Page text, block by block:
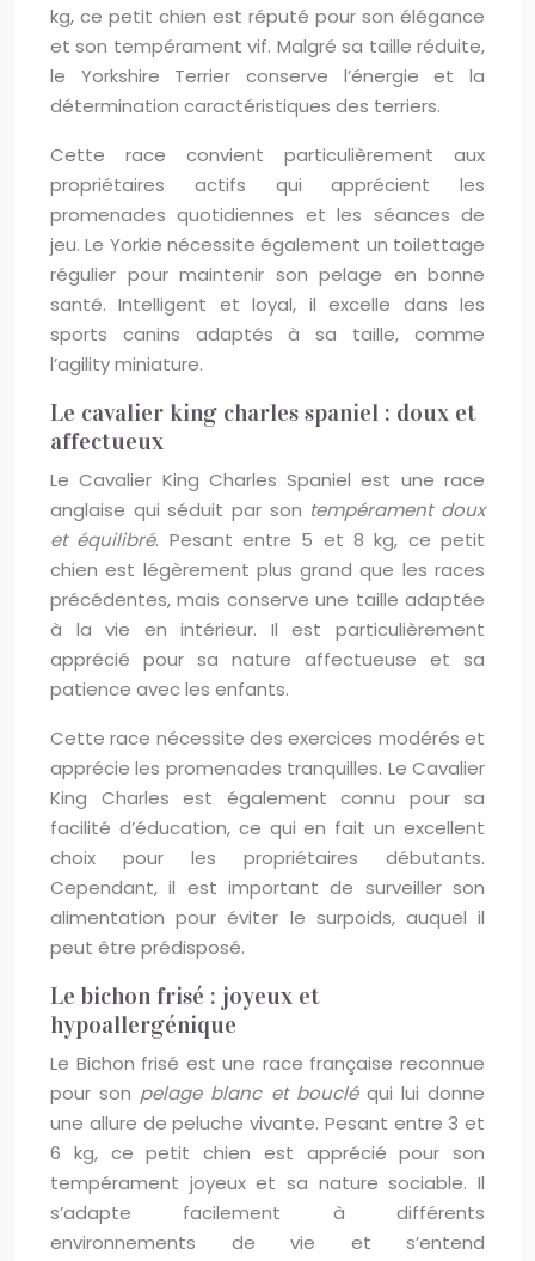
kg, ce petit chien est réputé pour son élégance
et son tempérament vif. Malgré sa taille réduite,
le Yorkshire Terrier conserve l’énergie et la
détermination caractéristiques des terriers.
Cette race convient particulièrement aux
propriétaires actifs qui apprécient les
promenades quotidiennes et les séances de
jeu. Le Yorkie nécessite également un toilettage
régulier pour maintenir son pelage en bonne
santé. Intelligent et loyal, il excelle dans les
sports canins adaptés à sa taille, comme
l’agility miniature.
Le cavalier king charles spaniel : doux et
affectueux
Le Cavalier King Charles Spaniel est une race
anglaise qui séduit par son tempérament doux
et équilibré. Pesant entre 5 et 8 kg, ce petit
chien est légèrement plus grand que les races
précédentes, mais conserve une taille adaptée
à la vie en intérieur. Il est particulièrement
apprécié pour sa nature affectueuse et sa
patience avec les enfants.
Cette race nécessite des exercices modérés et
apprécie les promenades tranquilles. Le Cavalier
King Charles est également connu pour sa
facilité d’éducation, ce qui en fait un excellent
choix pour les propriétaires débutants.
Cependant, il est important de surveiller son
alimentation pour éviter le surpoids, auquel il
peut être prédisposé.
Le bichon frisé : joyeux et
hypoallergénique
Le Bichon frisé est une race française reconnue
pour son pelage blanc et boucléqui lui donne
une allure de peluche vivante. Pesant entre 3 et
6 kg, ce petit chien est apprécié pour son
tempérament joyeux et sa nature sociable. Il
s’adapte facilement à différents
environnements de vie et s’entend